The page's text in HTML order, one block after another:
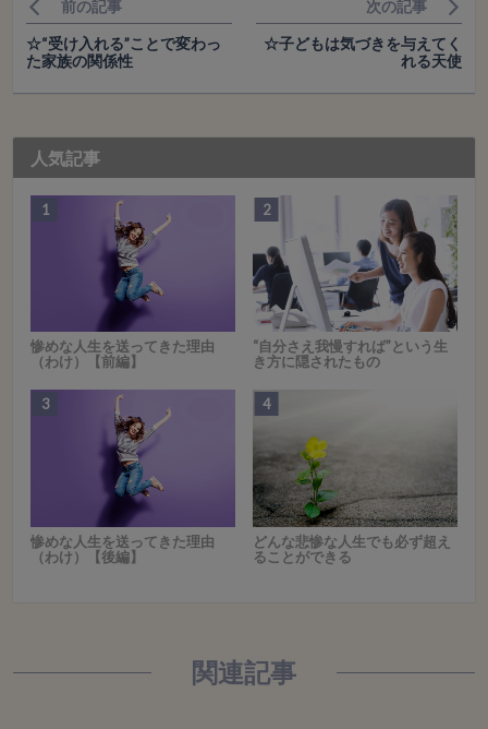
前の記事
☆“受け入れる”ことで変わっ
た家族の関係性
次の記事
☆子どもは気づきを与えてく
れる天使
人気記事
惨めな人生を送ってきた理由
（わけ）【前編】
“自分さえ我慢すれば”という生
き方に隠されたもの
惨めな人生を送ってきた理由
（わけ）【後編】
どんな悲惨な人生でも必ず超え
ることができる
関連記事